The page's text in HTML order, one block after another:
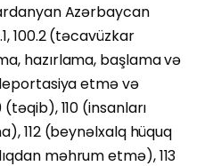
Azərbaycan
100.2 (təcavüzkar
hazırlama, başlama və
etmə və
110 (insanları
112 (beynəlxalq hüquq
məhrum etmə), 113